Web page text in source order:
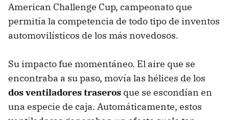
American Challenge Cup, campeonato que
permitía la competencia de todo tipo de inventos
automovilísticos de los más novedosos.
Su impacto fue momentáneo. El aire que se
encontraba a su paso, movía las hélices de los
dos ventiladores traseros que se escondían en
una especie de caja. Automáticamente, estos